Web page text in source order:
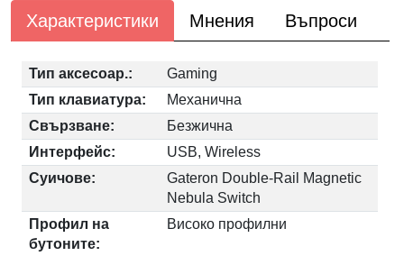
Характеристики Мнения Въпроси
Тип аксесоар.:
Gaming
Тип клавиатура:
Механична
Свързване:
Безжична
Интерфейс:
USB, Wireless
Суичове:
Gateron Double-Rail Magnetic
Nebula Switch
Профил на
бутоните:
Високо профилни